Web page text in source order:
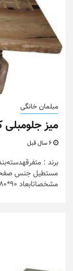
مبلمان خانگی
میز جلومبلی کد
مستطیل جنس
مشخصاتابعاد 90*80*55...